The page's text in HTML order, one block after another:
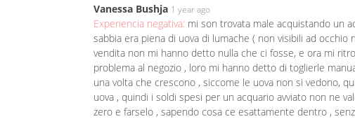
Vanessa Bushja 1 year ago
Experiencia negativa: mi son trovata male acquistando un
sabbia era piena di uova di lumache ( non visibili ad
vendita non mi hanno detto nulla che ci fosse, e ora mi
problema al negozio , loro mi hanno detto di toglierle
una volta che crescono , siccome le uova non si vedono,
uova , quindi i soldi spesi per un acquario avviato non ne
zero e farselo , sapendo cosa ce esattamente dentro ,